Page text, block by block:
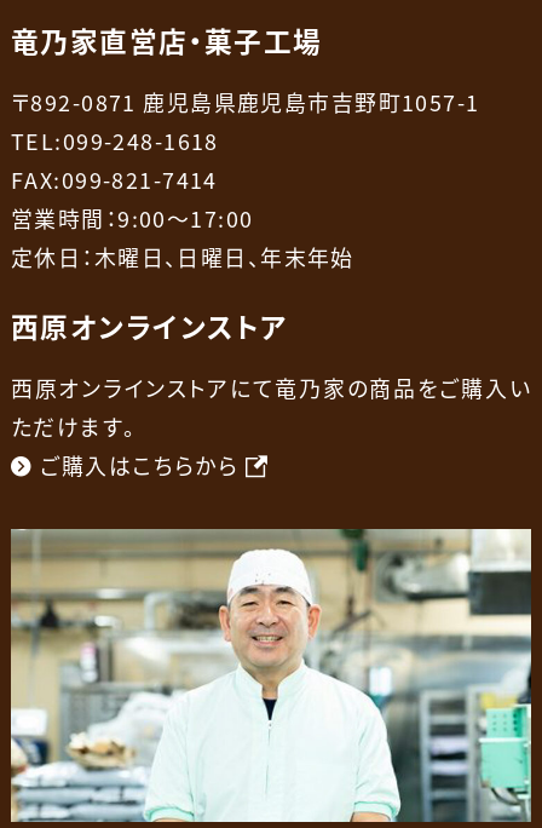
竜乃家直営店・菓子工場
〒892-0871 鹿児島県鹿児島市吉野町1057-1
TEL:099-248-1618
FAX:099-821-7414
営業時間：9:00～17:00
定休日：木曜日、日曜日、年末年始
西原オンラインストア
西原オンラインストアにて竜乃家の商品をご購入い
ただけます。
ご購入はこちらから